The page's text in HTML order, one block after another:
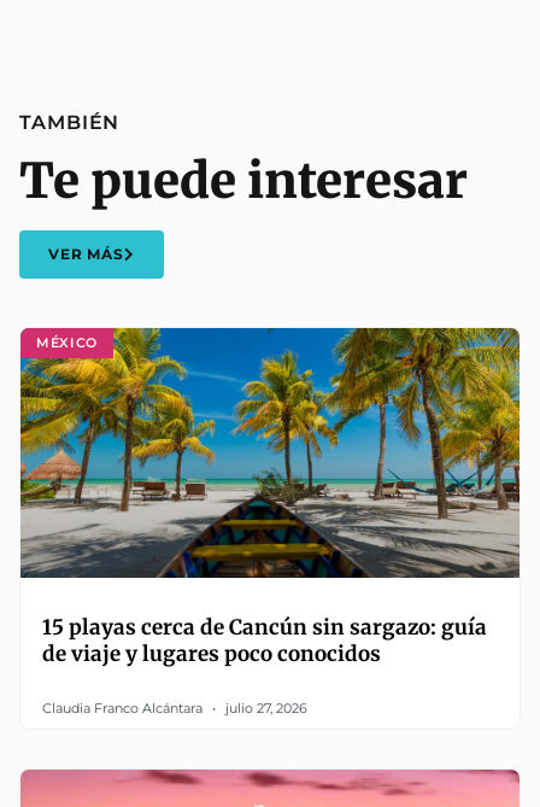
MÉXICO
15 playas cerca de Cancún sin sargazo: guía
de viaje y lugares poco conocidos
Claudia Franco Alcántara julio 27, 2026
TAMBIÉN
Te puede interesar
VER MÁS